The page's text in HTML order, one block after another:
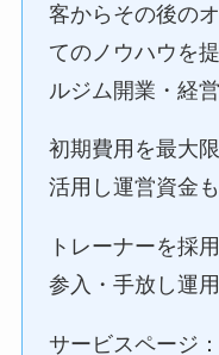
客からその後の
てのノウハウを
ルジム開業・経
初期費用を最大
活用し運営資金
トレーナーを採
参入・手放し運
サービスページ：